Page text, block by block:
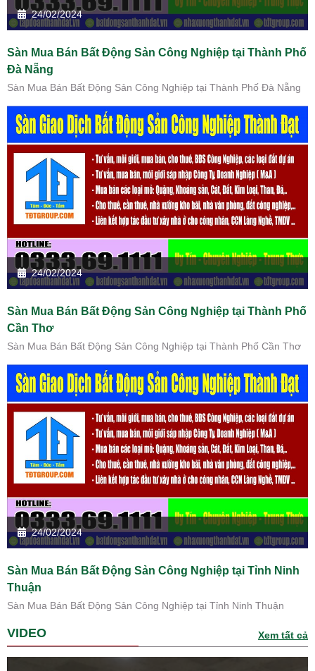
24/02/2024
Sàn Mua Bán Bất Động Sản Công Nghiệp tại Thành Phố
Đà Nẵng
Sàn Mua Bán Bất Động Sản Công Nghiệp tại Thành Phố Đà Nẵng
24/02/2024
Sàn Mua Bán Bất Động Sản Công Nghiệp tại Thành Phố
Cần Thơ
Sàn Mua Bán Bất Động Sản Công Nghiệp tại Thành Phố Cần Thơ
24/02/2024
Sàn Mua Bán Bất Động Sản Công Nghiệp tại Tỉnh Ninh
Thuận
Sàn Mua Bán Bất Động Sản Công Nghiệp tại Tỉnh Ninh Thuận
VIDEO Xem tất cả